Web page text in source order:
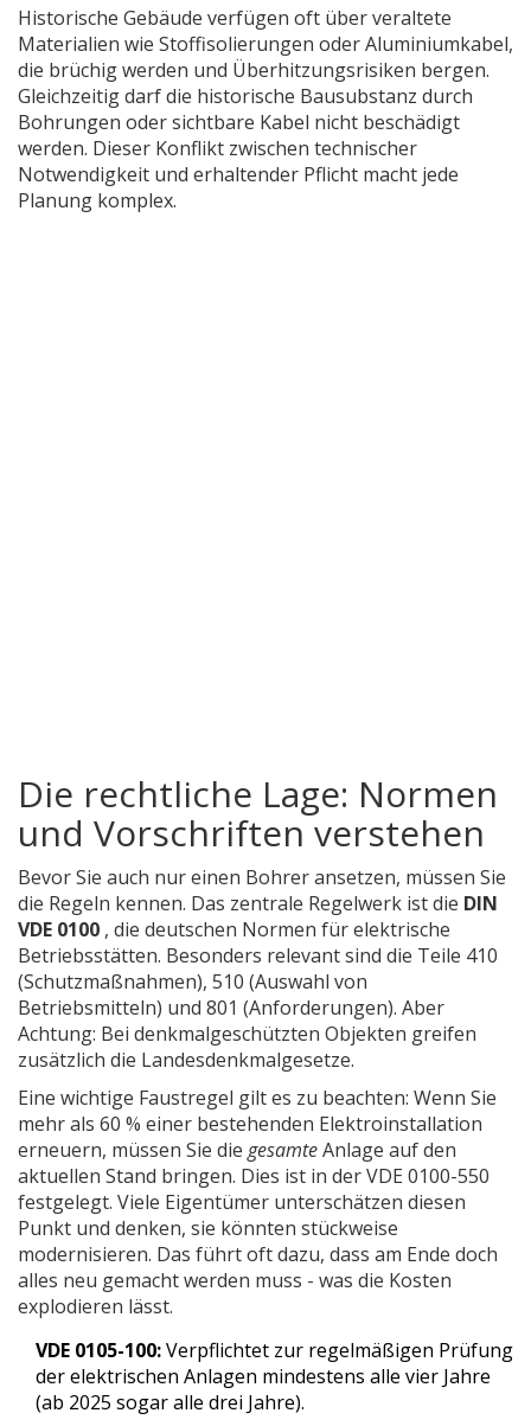
Historische Gebäude verfügen oft über veraltete
Materialien wie Stoffisolierungen oder Aluminiumkabel,
die brüchig werden und Überhitzungsrisiken bergen.
Gleichzeitig darf die historische Bausubstanz durch
Bohrungen oder sichtbare Kabel nicht beschädigt
werden. Dieser Konflikt zwischen technischer
Notwendigkeit und erhaltender Pflicht macht jede
Planung komplex.
Die rechtliche Lage: Normen
und Vorschriften verstehen
Bevor Sie auch nur einen Bohrer ansetzen, müssen Sie
die Regeln kennen. Das zentrale Regelwerk ist die DIN
VDE 0100 , die deutschen Normen für elektrische
Betriebsstätten. Besonders relevant sind die Teile 410
(Schutzmaßnahmen), 510 (Auswahl von
Betriebsmitteln) und 801 (Anforderungen). Aber
Achtung: Bei denkmalgeschützten Objekten greifen
zusätzlich die Landesdenkmalgesetze.
Eine wichtige Faustregel gilt es zu beachten: Wenn Sie
mehr als 60 % einer bestehenden Elektroinstallation
erneuern, müssen Sie die gesamteAnlage auf den
aktuellen Stand bringen. Dies ist in der VDE 0100-550
festgelegt. Viele Eigentümer unterschätzen diesen
Punkt und denken, sie könnten stückweise
modernisieren. Das führt oft dazu, dass am Ende doch
alles neu gemacht werden muss - was die Kosten
explodieren lässt.
VDE 0105-100:Verpflichtet zur regelmäßigen Prüfung
der elektrischen Anlagen mindestens alle vier Jahre
(ab 2025 sogar alle drei Jahre).